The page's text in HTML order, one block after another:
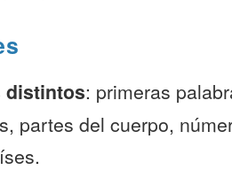
distintos: primeras
partes del cuerpo,